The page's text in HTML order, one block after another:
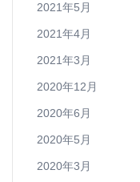
2021年5月
2021年4月
2021年3月
2020年12月
2020年6月
2020年5月
2020年3月